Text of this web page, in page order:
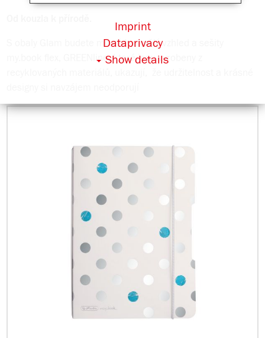
S obaly Glam budete mít vždy skvělý vzhled a sešity
my.book flex, GREENline, které jsou vyrobeny z
Show details
Dataprivacy
Imprint